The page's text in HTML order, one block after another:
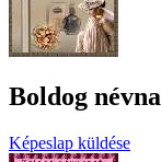
Boldog
Képeslap küldése